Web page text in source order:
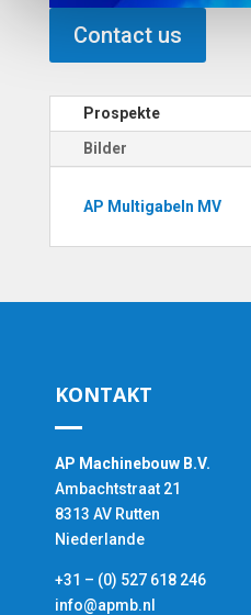
Contact us
Prospekte
Bilder
AP Multigabeln MV
KONTAKT
AP Machinebouw B.V.
Ambachtstraat 21
8313 AV Rutten
Niederlande
+31 – (0) 527 618 246
info@apmb.nl